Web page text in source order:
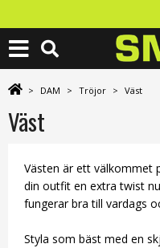
> DAM > Tröjor > Väst
Väst
Västen är ett välkommet
din outfit en extra twist
fungerar bra till vardags
Styla som bäst med en